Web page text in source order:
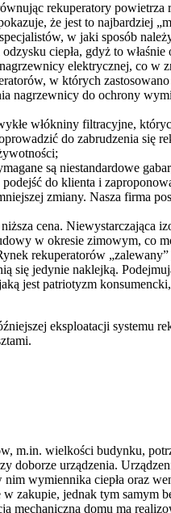
rekuperatory
że jest to najbardziej
w jaki sposób
ciepła, gdyż to
elektrycznej, co
w których
nagrzewnicy do ochrony
włókniny filtracyjne,
do zabrudzenia się
są niestandardowe
do klienta i
zmiany. Nasza firma
cena. Niewystarczająca
w okresie zimowym, co
rekuperatorów
się jedynie naklejką.
jest patriotyzm
eksploatacji
m.in. wielkości budynku,
urządzenia.
wymiennika ciepła oraz
zakupie, jednak tym samym
domu ma